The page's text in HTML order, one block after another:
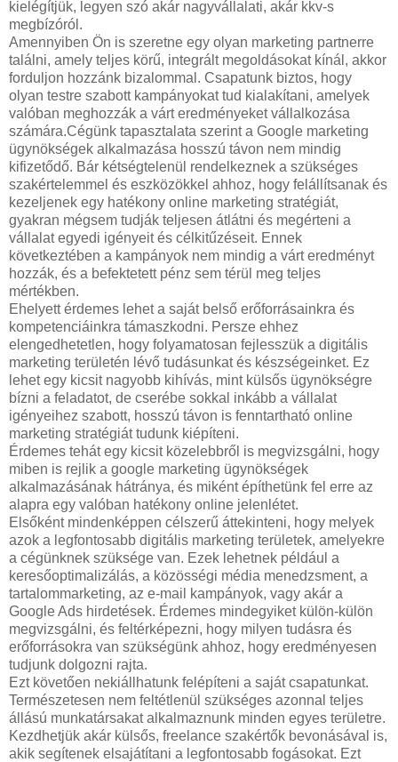
kielégítjük, legyen szó akár nagyvállalati, akár kkv-s
megbízóról.
Amennyiben Ön is szeretne egy olyan marketing partnerre
találni, amely teljes körű, integrált megoldásokat kínál, akkor
forduljon hozzánk bizalommal. Csapatunk biztos, hogy
olyan testre szabott kampányokat tud kialakítani, amelyek
valóban meghozzák a várt eredményeket vállalkozása
számára.Cégünk tapasztalata szerint a Google marketing
ügynökségek alkalmazása hosszú távon nem mindig
kifizetődő. Bár kétségtelenül rendelkeznek a szükséges
szakértelemmel és eszközökkel ahhoz, hogy felállítsanak és
kezeljenek egy hatékony online marketing stratégiát,
gyakran mégsem tudják teljesen átlátni és megérteni a
vállalat egyedi igényeit és célkitűzéseit. Ennek
következtében a kampányok nem mindig a várt eredményt
hozzák, és a befektetett pénz sem térül meg teljes
mértékben.
Ehelyett érdemes lehet a saját belső erőforrásainkra és
kompetenciáinkra támaszkodni. Persze ehhez
elengedhetetlen, hogy folyamatosan fejlesszük a digitális
marketing területén lévő tudásunkat és készségeinket. Ez
lehet egy kicsit nagyobb kihívás, mint külsős ügynökségre
bízni a feladatot, de cserébe sokkal inkább a vállalat
igényeihez szabott, hosszú távon is fenntartható online
marketing stratégiát tudunk kiépíteni.
Érdemes tehát egy kicsit közelebbről is megvizsgálni, hogy
miben is rejlik a google marketing ügynökségek
alkalmazásának hátránya, és miként építhetünk fel erre az
alapra egy valóban hatékony online jelenlétet.
Elsőként mindenképpen célszerű áttekinteni, hogy melyek
azok a legfontosabb digitális marketing területek, amelyekre
a cégünknek szüksége van. Ezek lehetnek például a
keresőoptimalizálás, a közösségi média menedzsment, a
tartalommarketing, az e-mail kampányok, vagy akár a
Google Ads hirdetések. Érdemes mindegyiket külön-külön
megvizsgálni, és feltérképezni, hogy milyen tudásra és
erőforrásokra van szükségünk ahhoz, hogy eredményesen
tudjunk dolgozni rajta.
Ezt követően nekiállhatunk felépíteni a saját csapatunkat.
Természetesen nem feltétlenül szükséges azonnal teljes
állású munkatársakat alkalmaznunk minden egyes területre.
Kezdhetjük akár külsős, freelance szakértők bevonásával is,
akik segítenek elsajátítani a legfontosabb fogásokat. Ezt